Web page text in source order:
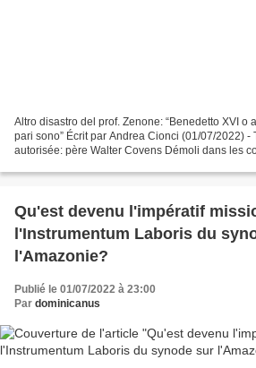
Altro disastro del prof. Zenone: “Benedetto XVI o
pari sono” Écrit par Andrea Cionci (01/07/2022) -
autorisée: père Walter Covens Démoli dans les
Qu'est devenu l'impératif
l'Instrumentum Laboris du
l'Amazonie?
Publié le 01/07/2022 à 23:00
Par dominicanus